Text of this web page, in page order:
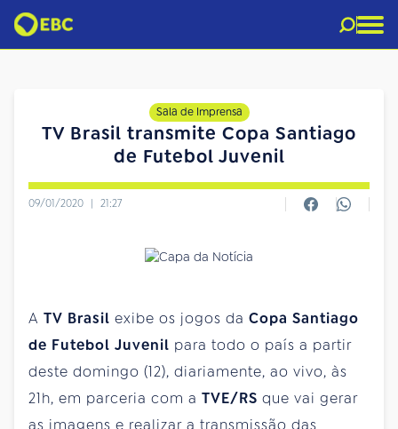
Sala de Imprensa
TV Brasil transmite Copa Santiago
de Futebol Juvenil
09/01/2020 | 21:27
A TV Brasil exibe os jogos da Copa Santiago
de Futebol Juvenil para todo o país a partir
deste domingo (12), diariamente, ao vivo, às
21h, em parceria com a TVE/RS que vai gerar
as imagens e realizar a transmissão das